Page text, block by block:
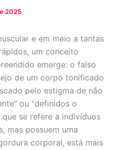
2025
e em meio a tantas
um conceito
emerge: o falso
de um corpo tonificado
pelo estigma de não
ou “definidos o
que se refere a indivíduos
mas possuem uma
corporal, está mais